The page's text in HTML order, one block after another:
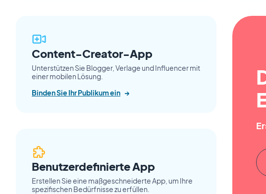
Content-Creator-App
Unterstützen Sie Blogger, Verlage und Influencer mit
einer mobilen Lösung.
Binden Sie Ihr Publikum ein →
Benutzerdefinierte App
Erstellen Sie eine maßgeschneiderte App, um Ihre
spezifischen Bedürfnisse zu erfüllen.